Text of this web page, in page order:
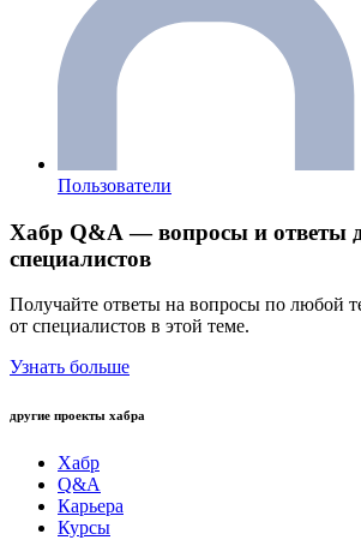
Пользователи
Хабр Q&A — вопросы и ответы
специалистов
Получайте ответы на вопросы по любой
от специалистов в этой теме.
Узнать больше
другие проекты хабра
Хабр
Q&A
Карьера
Курсы